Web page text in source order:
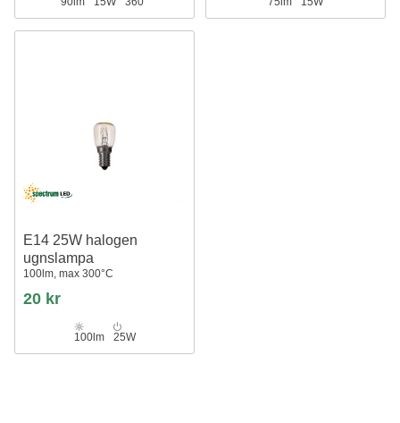
E14 25W halogen
ugnslampa
100lm, max 300°C
20 kr
100lm 25W